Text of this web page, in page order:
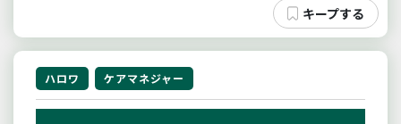
ハロワ ケアマネジャー